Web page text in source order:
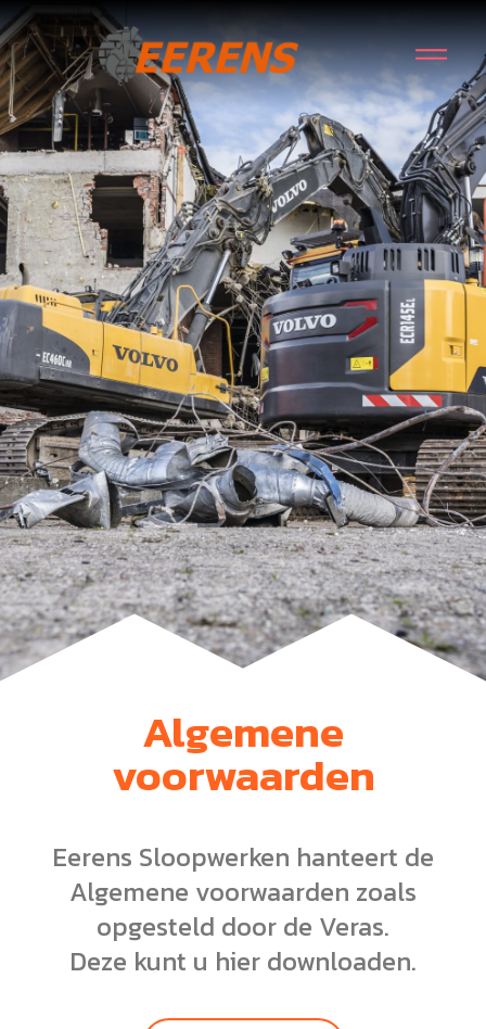
Algemene
voorwaarden
Eerens Sloopwerken hanteert de
Algemene voorwaarden zoals
opgesteld door de Veras.
Deze kunt u hier downloaden.